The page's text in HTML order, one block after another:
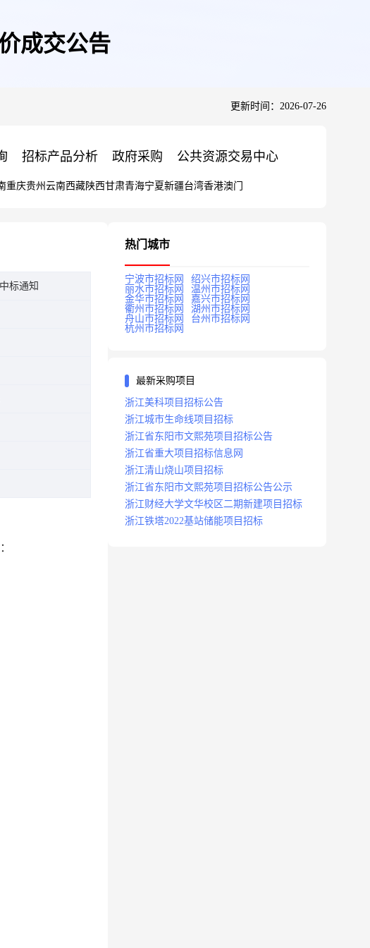
成交公告
更新时间：2026-07-26
招标产品分析 政府采购 公共资源交易中心
重庆贵州 云南西藏陕西甘肃青海宁夏新疆台湾香港澳门
标通知
热门城市
宁波市招标网
绍兴市招标网
丽水市招标网
温州市招标网
金华市招标网
嘉兴市招标网
衢州市招标网
湖州市招标网
舟山市招标网
台州市招标网
杭州市招标网
最新采购项目
浙江美科项目招标公告
浙江城市生命线项目招标
浙江省东阳市文熙苑项目招标公告
浙江省重大项目招标信息网
浙江清山烧山项目招标
浙江省东阳市文熙苑项目招标公告公示
浙江财经大学文华校区二期新建项目招标
浙江铁塔2022基站储能项目招标